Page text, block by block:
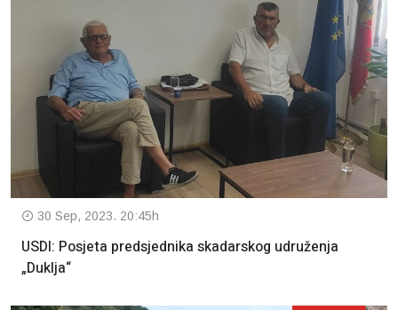
30 Sep, 2023. 20:45h
USDI: Posjeta predsjednika skadarskog udruženja
„Duklja“